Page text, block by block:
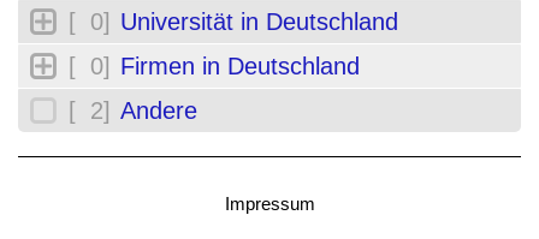
[ 0] Universität in Deutschland
[ 0] Firmen in Deutschland
[ 2] Andere
Impressum